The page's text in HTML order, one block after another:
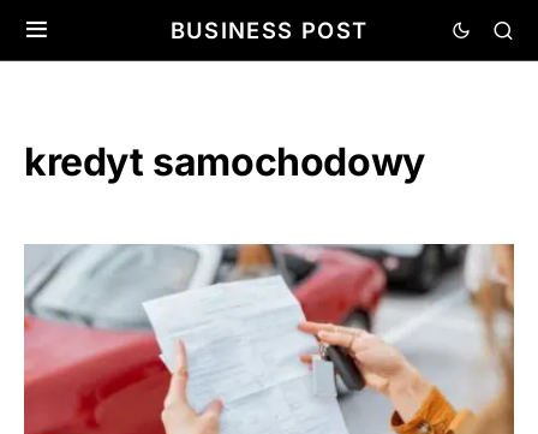
BUSINESS POST
kredyt samochodowy